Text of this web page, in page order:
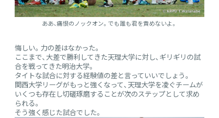
ああ、痛恨のノックオン。でも誰も君を責めないよ。
悔しい。力の差はなかった。
ここまで、大差で勝利してきた天理大学に対し、ギリギリの試
合を戦ってきた明治大学。
タイトな試合に対する経験値の差と言っていいでしょう。
関西大学リーグがもっと強くなって、天理大学を凌ぐチームが
いくつも存在し切磋琢磨することが次のステップとして求め
られる。
そう強く感じた試合でした。